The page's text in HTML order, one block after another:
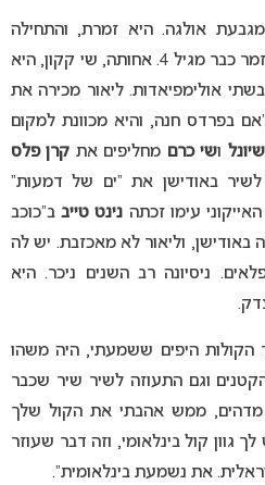
מגבעת אולגה. היא זמרת, והתחילה
להופיעה בגיל צעיר עם אביה הזמר כבר מגיל 4. אחותה, שי קקון, היא
אולימפיאדות. ליאור מכירה את
בפרדס חנה, והיא מכוונת למקום
ו שי כרםמחליפים את קרן פלס
באודישן את “ים של דמעות”
עימו זכתה נינט טייבב”כוכב
באודישן, וליאור לא מאכזבת. יש לה
ניסיונה רב השנים ניכר. היא
היפים ששמעתי, היה משהו
וגם התעוזה לשיר שיר שכבר
מדהים, ממש אהבתי את הקול שלך
גוון קול בינלאומי, וזה דבר שעוזר
את נשמעת בינלאומית”.